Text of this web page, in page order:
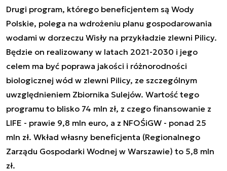
Drugi program, którego beneficjentem są Wody
Polskie, polega na wdrożeniu planu gospodarowania
wodami w dorzeczu Wisły na przykładzie zlewni Pilicy.
Będzie on realizowany w latach 2021-2030 i jego
celem ma być poprawa jakości i różnorodności
biologicznej wód w zlewni Pilicy, ze szczególnym
uwzględnieniem Zbiornika Sulejów. Wartość tego
programu to blisko 74 mln zł, z czego finansowanie z
LIFE - prawie 9,8 mln euro, a z NFOŚiGW - ponad 25
mln zł. Wkład własny beneficjenta (Regionalnego
Zarządu Gospodarki Wodnej w Warszawie) to 5,8 mln
zł.